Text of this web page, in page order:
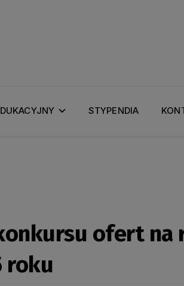
STYPENDIA
ofert na
roku